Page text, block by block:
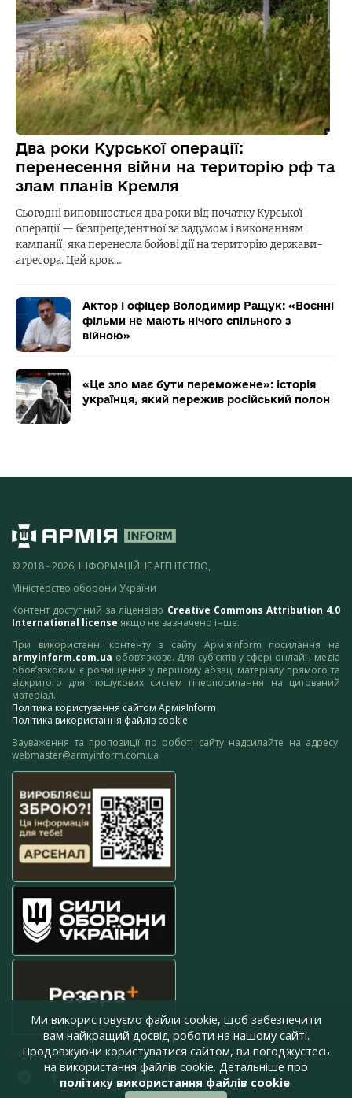
Два роки Курської операції:
перенесення війни на територію рф та
злам планів Кремля
Сьогодні виповнюється два роки від початку Курської
операції — безпрецедентної за задумом і виконанням
кампанії, яка перенесла бойові дії на територію держави-
агресора. Цей крок…
Актор і офіцер Володимир Ращук: «Воєнні
фільми не мають нічого спільного з
війною»
«Це зло має бути переможене»: історія
українця, який пережив російський полон
© 2018 - 2026, ІНФОРМАЦІЙНЕ АГЕНТСТВО,
Міністерство оборони України
Контент доступний за ліцензією Creative Commons Attribution 4.0
International license якщо не зазначено інше.
При використанні контенту з сайту АрміяInform посилання на
armyinform.com.ua обов’язкове. Для суб’єктів у сфері онлайн-медіа
обов’язковим є розміщення у першому абзаці матеріалу прямого та
відкритого для пошукових систем гіперпосилання на цитований
матеріал.
Політика користування сайтом АрміяInform
Політика використання файлів cookie
Зауваження та пропозиції по роботі сайту надсилайте на адресу:
webmaster@armyinform.com.ua
press@armyinform.com.ua
Ми використовуємо файли cookie, щоб забезпечити
вам найкращий досвід роботи на нашому сайті.
Продовжуючи користуватися сайтом, ви погоджуєтесь
на використання файлів cookie. Детальніше про
політику використання файлів cookie.